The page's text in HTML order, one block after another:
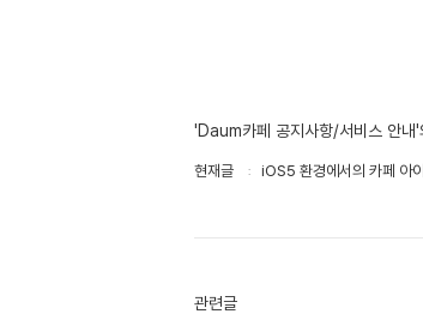
'Daum카페 공지사항/서비스 안내'
현재글 iOS5 환경에서의 카페 아
관련글